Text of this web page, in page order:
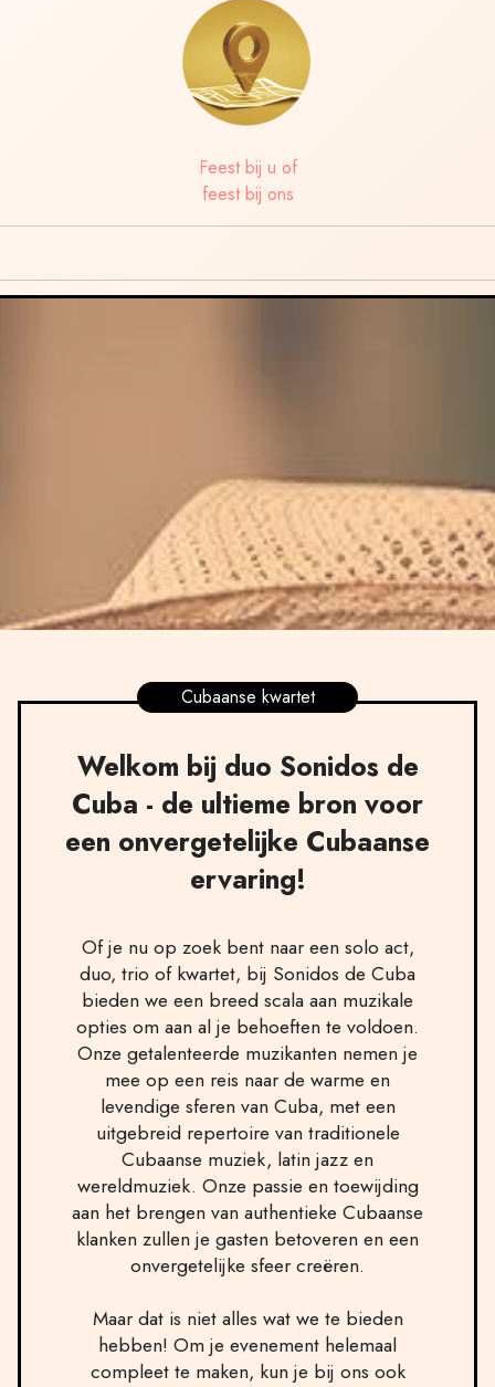
Feest bij u of
feest bij ons
Cubaanse kwartet
Welkom bij duo Sonidos de
Cuba - de ultieme bron voor
een onvergetelijke Cubaanse
ervaring!
Of je nu op zoek bent naar een solo act,
duo, trio of kwartet, bij Sonidos de Cuba
bieden we een breed scala aan muzikale
opties om aan al je behoeften te voldoen.
Onze getalenteerde muzikanten nemen je
mee op een reis naar de warme en
levendige sferen van Cuba, met een
uitgebreid repertoire van traditionele
Cubaanse muziek, latin jazz en
wereldmuziek. Onze passie en toewijding
aan het brengen van authentieke Cubaanse
klanken zullen je gasten betoveren en een
onvergetelijke sfeer creëren.
Maar dat is niet alles wat we te bieden
hebben! Om je evenement helemaal
compleet te maken, kun je bij ons ook